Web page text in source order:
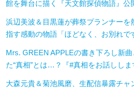
館を舞台に描く『天文館探偵物語』公
浜辺美波＆目黒蓮が葬祭プランナーを
指す感動の物語「ほどなく、お別れで
Mrs. GREEN APPLEの書き下ろし新
た“真相”とは…？『#真相をお話しし
大森元貴＆菊池風磨、生配信暴露チャ